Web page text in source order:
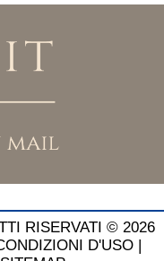
RISERVATI © 2026
D'USO |